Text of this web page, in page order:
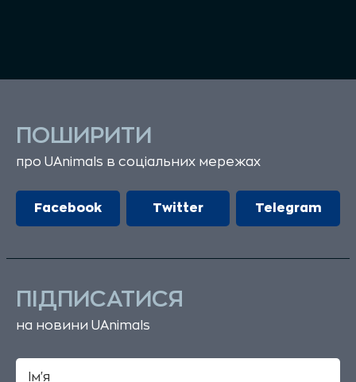
ПОШИРИТИ
про UAnimals в соціальних мережах
Facebook Twitter Telegram
ПІДПИСАТИСЯ
на новини UAnimals